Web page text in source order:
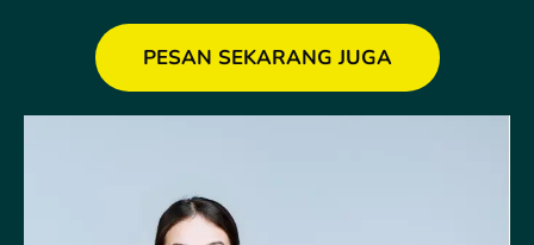
PESAN SEKARANG JUGA